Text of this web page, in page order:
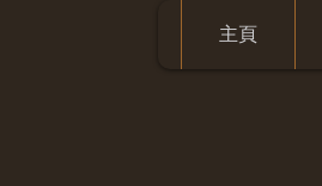
主頁